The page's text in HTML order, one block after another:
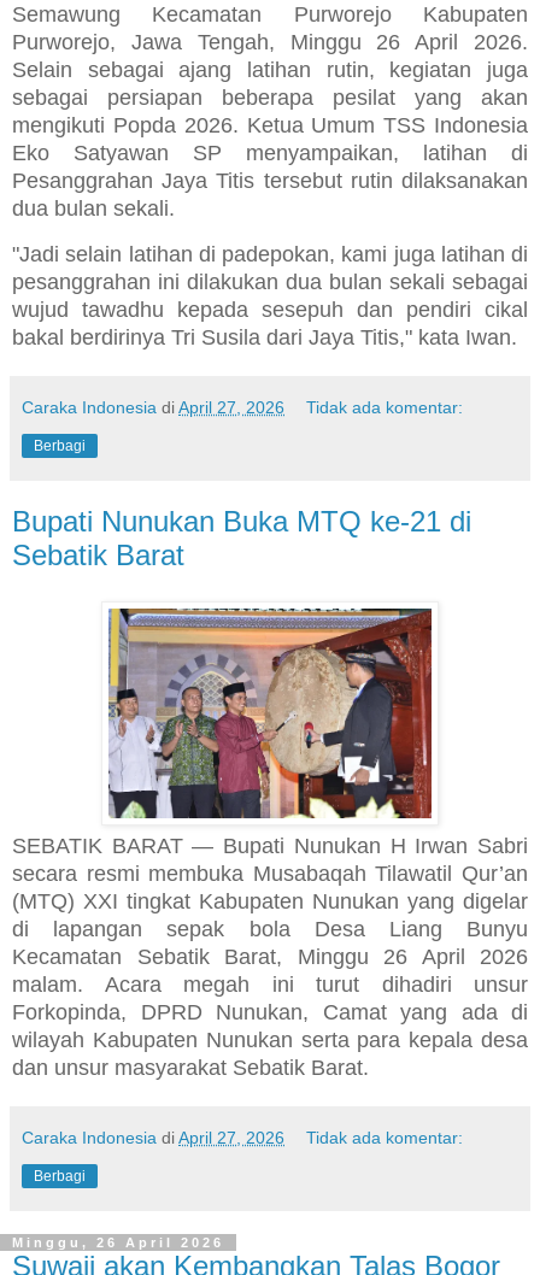
Semawung Kecamatan Purworejo Kabupaten
Purworejo, Jawa Tengah, Minggu 26 April 2026.
Selain sebagai ajang latihan rutin, kegiatan juga
sebagai persiapan beberapa pesilat yang akan
mengikuti Popda 2026. Ketua Umum TSS Indonesia
Eko Satyawan SP menyampaikan, latihan di
Pesanggrahan Jaya Titis tersebut rutin dilaksanakan
dua bulan sekali.
"Jadi selain latihan di padepokan, kami juga latihan di
pesanggrahan ini dilakukan dua bulan sekali sebagai
wujud tawadhu kepada sesepuh dan pendiri cikal
bakal berdirinya Tri Susila dari Jaya Titis," kata Iwan.
Caraka Indonesia diApril 27, 2026 Tidak ada komentar:
Berbagi
Bupati Nunukan Buka MTQ ke-21 di
Sebatik Barat
SEBATIK BARAT — Bupati Nunukan H Irwan Sabri
secara resmi membuka Musabaqah Tilawatil Qur’an
(MTQ) XXI tingkat Kabupaten Nunukan yang digelar
di lapangan sepak bola Desa Liang Bunyu
Kecamatan Sebatik Barat, Minggu 26 April 2026
malam. Acara megah ini turut dihadiri unsur
Forkopinda, DPRD Nunukan, Camat yang ada di
wilayah Kabupaten Nunukan serta para kepala desa
dan unsur masyarakat Sebatik Barat.
Caraka Indonesia diApril 27, 2026 Tidak ada komentar:
Berbagi
Minggu, 26 April 2026
Suwaji akan Kembangkan Talas Bogor